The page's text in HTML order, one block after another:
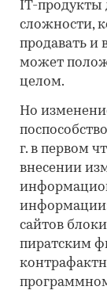
IT-продукты
сложности,
продавать и
может
целом.
Но
г. в первом
внесении
сайтов
пиратским